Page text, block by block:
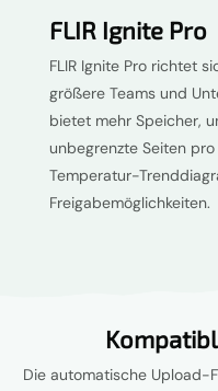
FLIR Ignite Pro
FLIR Ignite Pro richtet
größere Teams und
bietet mehr Speicher,
unbegrenzte Seiten
Temperatur-
Freigabemöglichkeiten.
Die automatische Upload-